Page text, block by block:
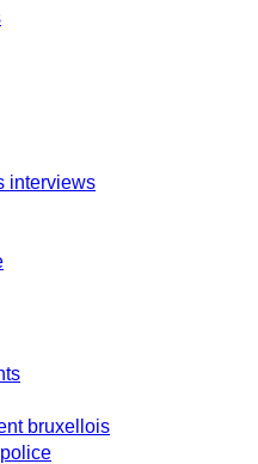
interviews
bruxellois